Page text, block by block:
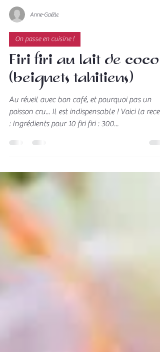
Anne-Gaëlle
On passe en cuisine !
Firi firi au lait de coco
(beignets tahitiens)
Au réveil avec bon café, et pourquoi pas un
: Ingrédients pour 10 firi firi : 300...